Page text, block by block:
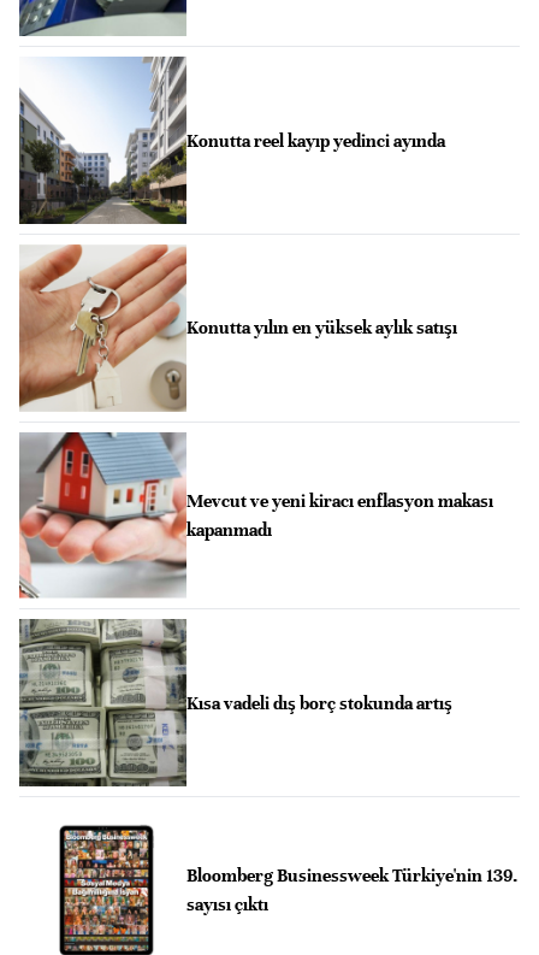
Konutta reel kayıp yedinci ayında
Konutta yılın en yüksek aylık satışı
Mevcut ve yeni kiracı enflasyon makası
kapanmadı
Kısa vadeli dış borç stokunda artış
Bloomberg Businessweek Türkiye'nin 139.
sayısı çıktı